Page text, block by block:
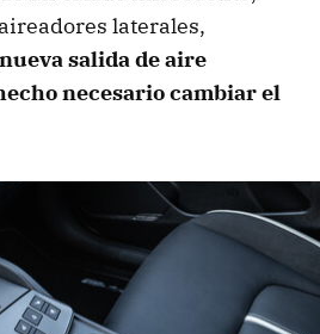
laterales,
salida de aire
necesario cambiar el